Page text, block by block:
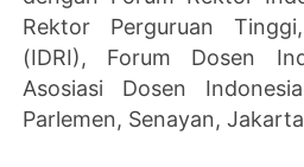
Rektor Perguruan
(IDRI), Forum Dosen
Asosiasi Dosen
Parlemen, Senayan,